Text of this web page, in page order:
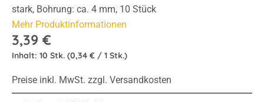
stark, Bohrung: ca. 4 mm, 10 Stück
Mehr Produktinformationen
3,39 €
Inhalt: 10 Stk. (0,34 € / 1 Stk.)
Preise inkl. MwSt. zzgl. Versandkosten